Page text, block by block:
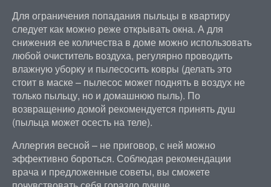
Для ограничения попадания пыльцы в квартиру
следует как можно реже открывать окна. А для
снижения ее количества в доме можно использовать
любой очиститель воздуха, регулярно проводить
влажную уборку и пылесосить ковры (делать это
стоит в маске – пылесос может поднять в воздух не
только пыльцу, но и домашнюю пыль). По
возвращению домой рекомендуется принять душ
(пыльца может осесть на теле).
Аллергия весной – не приговор, с ней можно
эффективно бороться. Соблюдая рекомендации
врача и предложенные советы, вы сможете